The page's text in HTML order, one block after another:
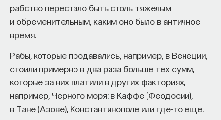
рабство перестало быть столь тяжелым
и обременительным, каким оно было в античное
время.
Рабы, которые продавались, например, в Венеции,
стоили примерно в два раза больше тех сумм,
которые за них платили в других факториях,
например, Черного моря: в Каффе (Феодосии),
в Тане (Азове), Константинополе или где-то еще.